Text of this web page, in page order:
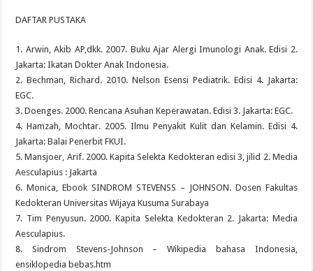
DAFTAR PUSTAKA
1. Arwin, Akib AP,dkk. 2007. Buku Ajar Alergi Imunologi Anak. Edisi 2.
Jakarta: Ikatan Dokter Anak Indonesia.
2. Bechman, Richard. 2010. Nelson Esensi Pediatrik. Edisi 4. Jakarta:
EGC.
3. Doenges. 2000. Rencana Asuhan Keperawatan. Edisi 3. Jakarta: EGC.
4. Hamzah, Mochtar. 2005. Ilmu Penyakit Kulit dan Kelamin. Edisi 4.
Jakarta: Balai Penerbit FKUI.
5. Mansjoer, Arif. 2000. Kapita Selekta Kedokteran edisi 3, jilid 2. Media
Aesculapius : Jakarta
6. Monica, Ebook SINDROM STEVENSS – JOHNSON. Dosen Fakultas
Kedokteran Universitas Wijaya Kusuma Surabaya
7. Tim Penyusun. 2000. Kapita Selekta Kedokteran 2. Jakarta: Media
Aesculapius.
8. Sindrom Stevens-Johnson – Wikipedia bahasa Indonesia,
ensiklopedia bebas.htm